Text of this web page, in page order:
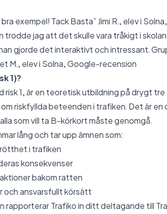
exempel! Tack Basta” Jimi R., elev i Solna,
trodde jag att det skulle vara tråkigt i
gjorde det interaktivt och intressant.
M., elev i Solna,Google-recension
1)?
risk 1, är en teoretisk utbildning på drygt
riskfyllda beteenden i trafiken. Det är en
som vill ta B-körkort måste genomgå.
lång och tar upp ämnen som:
i trafiken
konsekvenser
bakom ratten
och ansvarsfullt körsätt
rapporterar Trafiko in ditt deltagande till